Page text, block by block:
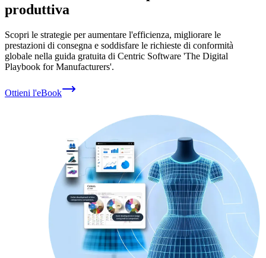
produttiva
Scopri le strategie per aumentare l'efficienza, migliorare le
prestazioni di consegna e soddisfare le richieste di conformità
globale nella guida gratuita di Centric Software 'The Digital
Playbook for Manufacturers'.
Ottieni l'eBook